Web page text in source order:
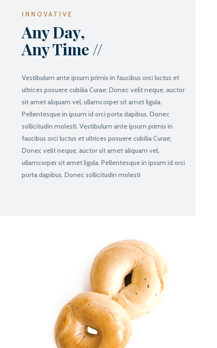
INNOVATIVE
Any Day,
Any Time //
Vestibulum ante ipsum primis in faucibus orci luctus et
ultrices posuere cubilia Curae; Donec velit neque, auctor
sit amet aliquam vel, ullamcorper sit amet ligula.
Pellentesque in ipsum id orci porta dapibus. Donec
sollicitudin molesti. Vestibulum ante ipsum primis in
faucibus orci luctus et ultrices posuere cubilia Curae;
Donec velit neque, auctor sit amet aliquam vel,
ullamcorper sit amet ligula. Pellentesque in ipsum id orci
porta dapibus. Donec sollicitudin molesti